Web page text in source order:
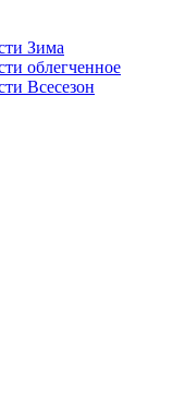
Зима
облегченное
Всесезон